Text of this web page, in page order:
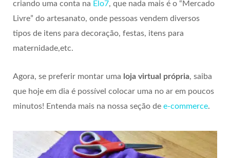
criando uma conta na Elo7, que nada mais é o “Mercado
Livre” do artesanato, onde pessoas vendem diversos
tipos de itens para decoração, festas, itens para
maternidade,etc.
Agora, se preferir montar uma loja virtual própria, saiba
que hoje em dia é possível colocar uma no ar em poucos
minutos! Entenda mais na nossa seção de e-commerce.